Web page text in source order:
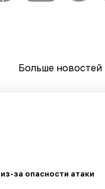
Больше новостей
за опасности атаки